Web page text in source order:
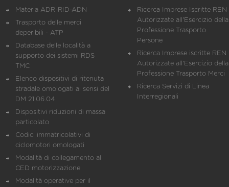
Materia ADR-RID-ADN
Trasporto delle merci
deperibili - ATP
Database delle località a
supporto dei sistemi RDS
TMC
Elenco dispositivi di ritenuta
stradale omologati ai sensi del
DM 21.06.04
Dispositivi riduzioni di massa
particolato
Codici immatricolativi di
ciclomotori omologati
Modalità di collegamento al
CED motorizzazione
Modalità operative per il
Ricerca Imprese Iscritte REN
Autorizzate all'Esercizio della
Professione Trasporto
Persone
Ricerca Imprese iscritte REN
Autorizzate all'Esercizio della
Professione Trasporto Merci
Ricerca Servizi di Linea
Interregionali